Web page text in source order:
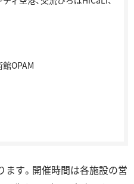
OPAM
す。開催時間は各施設の営